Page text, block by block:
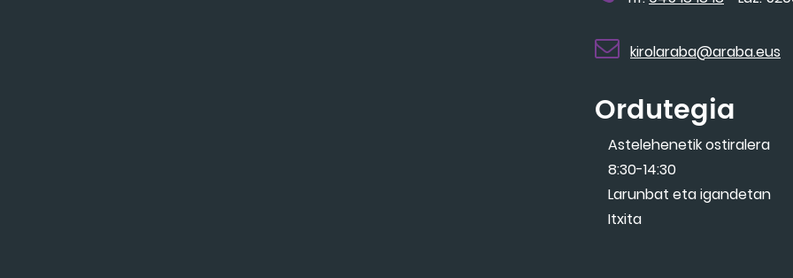
kirolaraba@araba.eus
Ordutegia
Astelehenetik ostiralera
8:30-14:30
Larunbat eta igandetan
Itxita